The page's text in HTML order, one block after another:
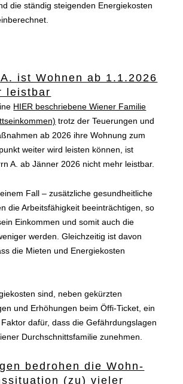
die ständig steigenden Energiekosten
ist Wohnen ab 1.1.2026
leistbar
HIER beschriebene Wiener Familie
trotz der Teuerungen und
ab 2026 ihre Wohnung zum
weiter wird leisten können, ist
A. ab Jänner 2026 nicht mehr leistbar.
Fall – zusätzliche gesundheitliche
die Arbeitsfähigkeit beeinträchtigen, so
Einkommen und somit auch die
werden. Gleichzeitig ist davon
die Mieten und Energiekosten
sind, neben gekürzten
und Erhöhungen beim Öffi-Ticket, ein
dafür, dass die Gefährdungslagen
Durchschnittsfamilie zunehmen.
bedrohen die Wohn-
(zu) vieler